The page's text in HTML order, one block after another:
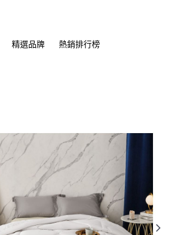
精選品牌 熱銷排行榜